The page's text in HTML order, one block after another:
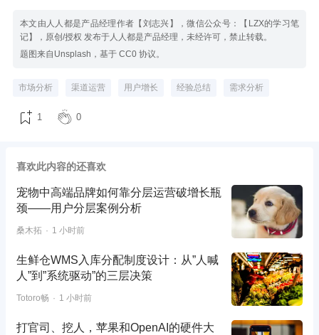
本文由人人都是产品经理作者【刘志兴】，微信公众号：【LZX的学习笔
记】，原创/授权 发布于人人都是产品经理，未经许可，禁止转载。
题图来自Unsplash，基于 CC0 协议。
市场分析 渠道运营 用户增长 经验总结 需求分析
1 0
喜欢此内容的还喜欢
宠物中高端品牌如何靠分层运营破增长瓶
颈——用户分层案例分析
桑木拓 1 小时前
生鲜仓WMS入库分配制度设计：从”人喊
人”到”系统驱动”的三层决策
Totoro畅 1 小时前
打官司、挖人，苹果和OpenAI的硬件大